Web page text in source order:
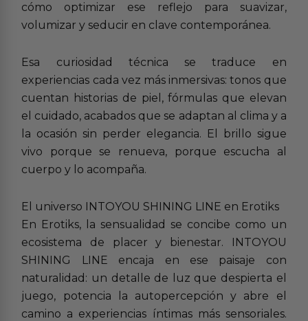
cómo optimizar ese reflejo para suavizar,
volumizar y seducir en clave contemporánea.
Esa curiosidad técnica se traduce en
experiencias cada vez más inmersivas: tonos que
cuentan historias de piel, fórmulas que elevan
el cuidado, acabados que se adaptan al clima y a
la ocasión sin perder elegancia. El brillo sigue
vivo porque se renueva, porque escucha al
cuerpo y lo acompaña.
El universo INTOYOU SHINING LINE en Erotiks
En Erotiks, la sensualidad se concibe como un
ecosistema de placer y bienestar. INTOYOU
SHINING LINE encaja en ese paisaje con
naturalidad: un detalle de luz que despierta el
juego, potencia la autopercepción y abre el
camino a experiencias íntimas más sensoriales.